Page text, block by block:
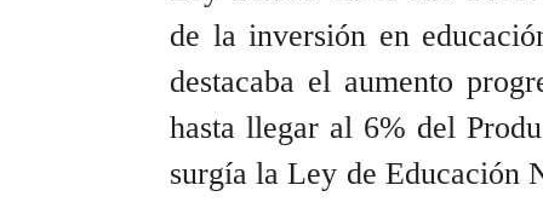
de la inversión en
destacaba el aumento
hasta llegar al 6% del
surgía la Ley de Educación